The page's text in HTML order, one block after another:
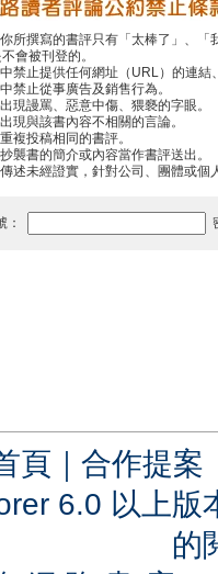
所撰寫的書評只有「太棒了」、
會被刊登的。
禁止提供任何網址（URL）的連結
禁止從事廣告及銷售行為。
現謾罵、惡意中傷、猥褻的字眼。
現與該書內容不相關的言論。
複投稿相同的書評。
襲書的簡介或內容當作書評送出。
述未經證實，針對公司、團體或個
：
頁 ｜ 合作提案
6.0 以上
的